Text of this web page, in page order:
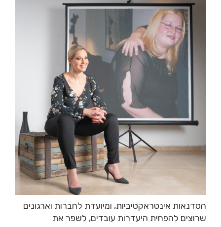
הסדנאות אינטראקטיביות, ומיועדת לחברות וארגונים
שרוצים להפחית היעדרות עובדים, לשפר את